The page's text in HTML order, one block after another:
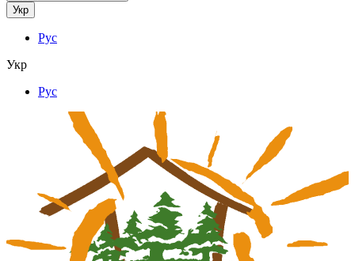
Укр
Рус
Укр
Рус